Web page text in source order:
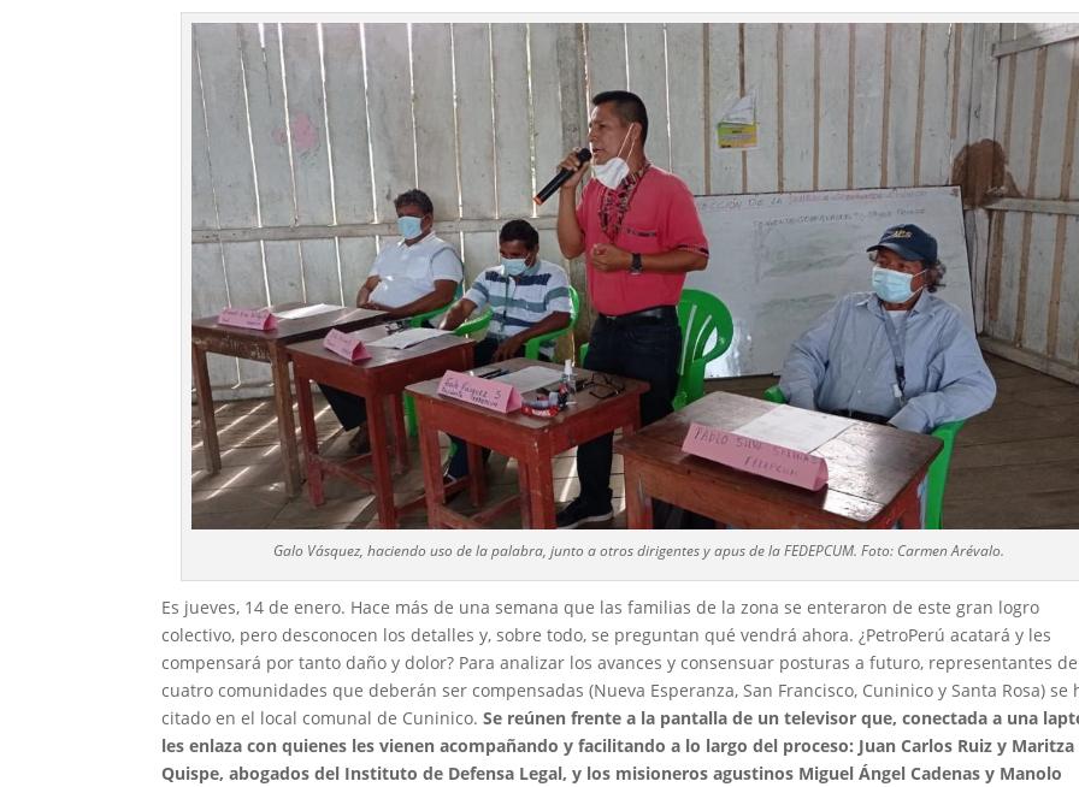
Galo Vásquez, haciendo uso de la palabra, junto a otros dirigentes y apus de la FEDEPCUM. Foto: Carmen Arévalo.
Es jueves, 14 de enero. Hace más de una semana que las familias de la zona se enteraron de este gran logro
colectivo, pero desconocen los detalles y, sobre todo, se preguntan qué vendrá ahora. ¿PetroPerú acatará y les
compensará por tanto daño y dolor? Para analizar los avances y consensuar posturas a futuro, representantes
cuatro comunidades que deberán ser compensadas (Nueva Esperanza, San Francisco, Cuninico y Santa Rosa) se
citado en el local comunal de Cuninico.Se reúnen frente a la pantalla de un televisor que, conectada a una
les enlaza con quienes les vienen acompañando y facilitando a lo largo del proceso: Juan Carlos Ruiz y Maritza
Quispe, abogados del Instituto de Defensa Legal, y los misioneros agustinos Miguel Ángel Cadenas y Manolo